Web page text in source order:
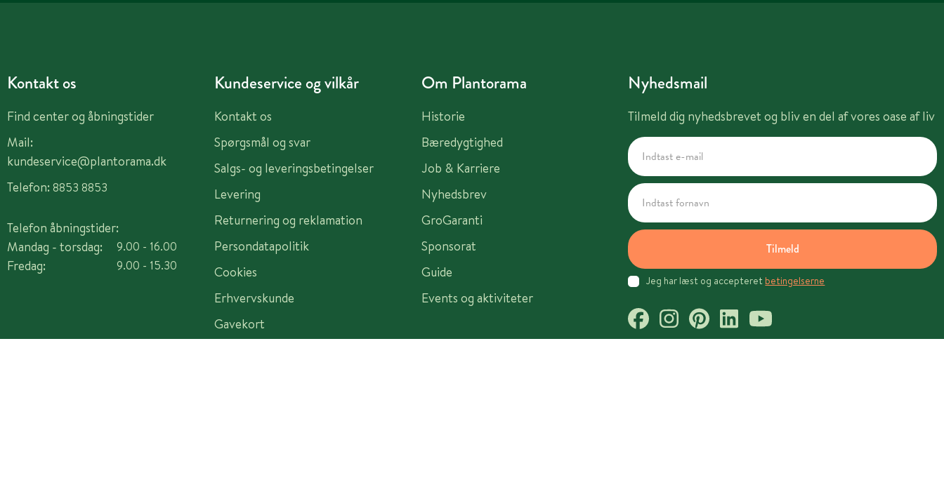
Kontakt os
Find center og åbningstider
Mail:
kundeservice@plantorama.dk
Telefon: 8853 8853
Telefon åbningstider:
Mandag - torsdag:
Fredag:
9.00 - 16.00
9.00 - 15.30
Kundeservice og vilkår
Kontakt os
Spørgsmål og svar
Salgs- og leveringsbetingelser
Levering
Returnering og reklamation
Persondatapolitik
Cookies
Erhvervskunde
Gavekort
Om Plantorama
Historie
Bæredygtighed
Job & Karriere
Nyhedsbrev
GroGaranti
Sponsorat
Guide
Events og aktiviteter
Nyhedsmail
Tilmeld dig nyhedsbrevet og bliv en del af vores oase af liv
Tilmeld
Jeg har læst og accepteret betingelserne